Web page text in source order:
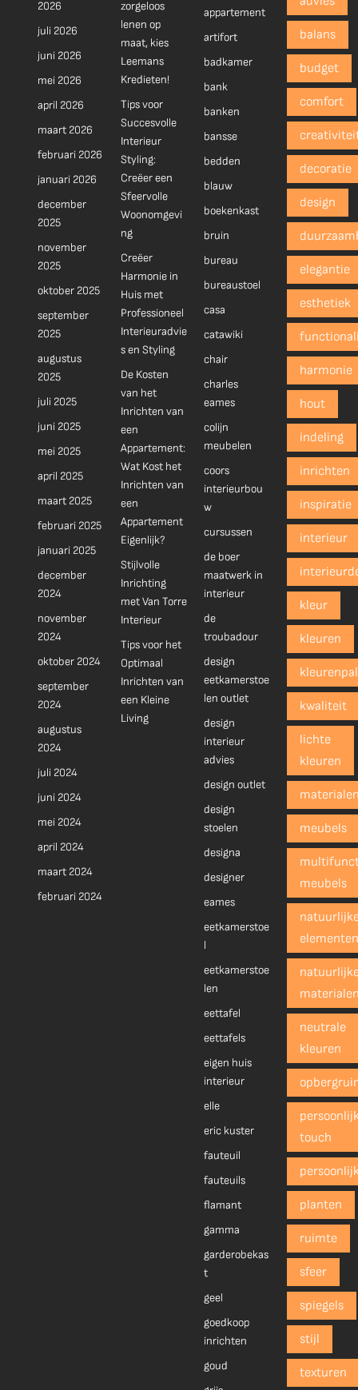
2026
juli 2026
juni 2026
mei 2026
april 2026
maart 2026
februari 2026
januari 2026
december
2025
november
2025
oktober 2025
september
2025
augustus
2025
juli 2025
juni 2025
mei 2025
april 2025
maart 2025
februari 2025
januari 2025
december
2024
november
2024
oktober 2024
september
2024
augustus
2024
juli 2024
juni 2024
mei 2024
april 2024
maart 2024
februari 2024
zorgeloos
lenen op
maat, kies
Leemans
Kredieten!
Tips voor
Succesvolle
Interieur
Styling:
Creëer een
Sfeervolle
Woonomgevi
ng
Creëer
Harmonie in
Huis met
Professioneel
Interieuradvie
s en Styling
De Kosten
van het
Inrichten van
een
Appartement:
Wat Kost het
Inrichten van
een
Appartement
Eigenlijk?
Stijlvolle
Inrichting
met Van Torre
Interieur
Tips voor het
Optimaal
Inrichten van
een Kleine
Living
appartement
artifort
badkamer
bank
banken
bansse
bedden
blauw
boekenkast
bruin
bureau
bureaustoel
casa
catawiki
chair
charles
eames
colijn
meubelen
coors
interieurbou
w
cursussen
de boer
maatwerk in
interieur
de
troubadour
design
eetkamerstoe
len outlet
design
interieur
advies
design outlet
design
stoelen
designa
designer
eames
eetkamerstoe
l
eetkamerstoe
len
eettafel
eettafels
eigen huis
interieur
elle
eric kuster
fauteuil
fauteuils
flamant
gamma
garderobekas
t
geel
goedkoop
inrichten
goud
balans
budget
comfort
decoratie
design
elegantie
esthetiek
harmonie
hout
indeling
inrichten
inspiratie
interieur
kleur
kleuren
kwaliteit
lichte
kleuren
meubels
meubels
neutrale
kleuren
touch
planten
ruimte
sfeer
spiegels
stijl
texturen